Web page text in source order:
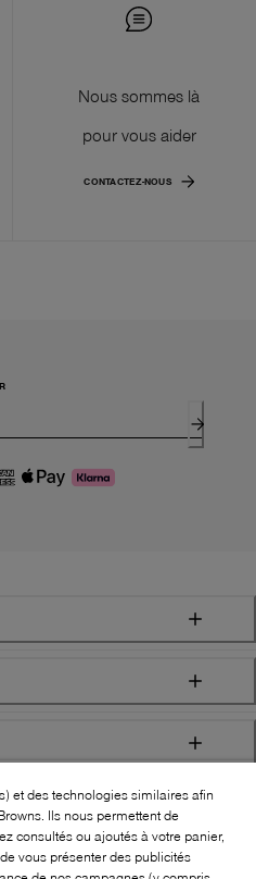
Nous sommes là
pour vous aider
CONTACTEZ-NOUS
et des technologies similaires afin
Ils nous permettent de
consultés ou ajoutés à votre panier,
vous présenter des publicités